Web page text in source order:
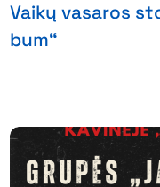
Vaikų vasaros
bum“